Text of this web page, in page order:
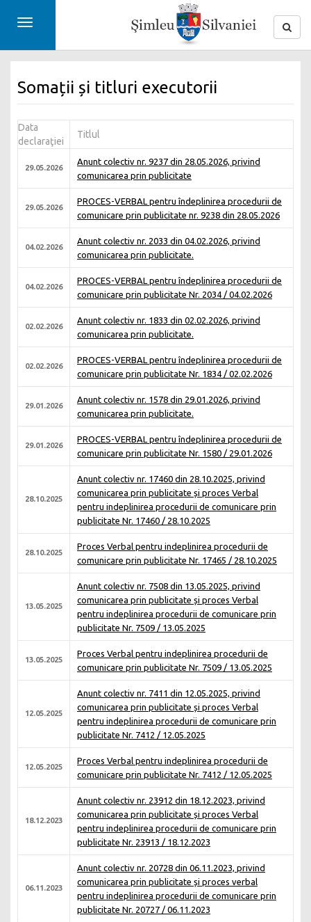
Toggle
Somații și titluri executorii
Data
declaraţiei
Titlul
29.05.2026
Anunt colectiv nr. 9237 din 28.05.2026, privind
comunicarea prin publicitate
29.05.2026
PROCES-VERBAL pentru îndeplinirea procedurii de
comunicare prin publicitate nr. 9238 din 28.05.2026
04.02.2026
Anunt colectiv nr. 2033 din 04.02.2026, privind
comunicarea prin publicitate.
04.02.2026
PROCES-VERBAL pentru îndeplinirea procedurii de
comunicare prin publicitate Nr. 2034 / 04.02.2026
02.02.2026
Anunt colectiv nr. 1833 din 02.02.2026, privind
comunicarea prin publicitate.
02.02.2026
PROCES-VERBAL pentru îndeplinirea procedurii de
comunicare prin publicitate Nr. 1834 / 02.02.2026
29.01.2026
Anunt colectiv nr. 1578 din 29.01.2026, privind
comunicarea prin publicitate.
29.01.2026
PROCES-VERBAL pentru îndeplinirea procedurii de
comunicare prin publicitate Nr. 1580 / 29.01.2026
28.10.2025
Anunt colectiv nr. 17460 din 28.10.2025, privind
comunicarea prin publicitate și proces Verbal
pentru indeplinirea procedurii de comunicare prin
publicitate Nr. 17460 / 28.10.2025
28.10.2025
Proces Verbal pentru indeplinirea procedurii de
comunicare prin publicitate Nr. 17465 / 28.10.2025
13.05.2025
Anunt colectiv nr. 7508 din 13.05.2025, privind
comunicarea prin publicitate și proces Verbal
pentru indeplinirea procedurii de comunicare prin
publicitate Nr. 7509 / 13.05.2025
13.05.2025
Proces Verbal pentru indeplinirea procedurii de
comunicare prin publicitate Nr. 7509 / 13.05.2025
12.05.2025
Anunt colectiv nr. 7411 din 12.05.2025, privind
comunicarea prin publicitate și proces Verbal
pentru indeplinirea procedurii de comunicare prin
publicitate Nr. 7412 / 12.05.2025
12.05.2025
Proces Verbal pentru indeplinirea procedurii de
comunicare prin publicitate Nr. 7412 / 12.05.2025
18.12.2023
Anunt colectiv nr. 23912 din 18.12.2023, privind
comunicarea prin publicitate și proces Verbal
pentru indeplinirea procedurii de comunicare prin
publicitate Nr. 23913 / 18.12.2023
06.11.2023
Anunt colectiv nr. 20728 din 06.11.2023, privind
comunicarea prin publicitate și proces verbal
pentru indeplinirea procedurii de comunicare prin
publicitate Nr. 20727 / 06.11.2023